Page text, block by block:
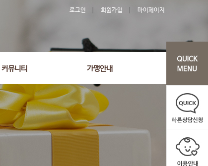
로그인 회원가입 마이페이지
커뮤니티 가맹안내